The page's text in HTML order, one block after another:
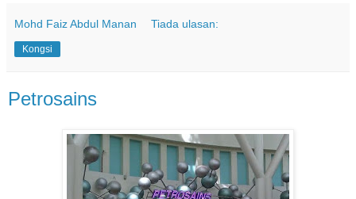
Mohd Faiz Abdul Manan Tiada ulasan:
Kongsi
Petrosains